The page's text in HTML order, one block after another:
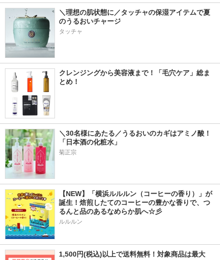
＼理想の肌状態に／タッチャの保湿アイテムで夏
のうるおいチャージ
タッチャ
クレンジングから美容液まで！「毛穴ケア」総ま
とめ！
＼30名様にあたる／うるおいのカギはアミノ酸！
「日本酒の化粧水」
菊正宗
【NEW】「横浜ルルルン（コーヒーの香り）」が
誕生！焙煎したてのコーヒーの豊かな香りで、つ
るんと品のあるなめらか肌へ☆彡
ルルルン
1,500円(税込)以上で送料無料！対象商品は最大